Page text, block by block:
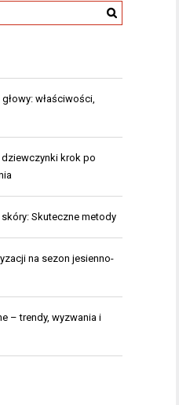
właściwości,
dziewczynki krok po
Skuteczne metody
na sezon jesienno-
– trendy, wyzwania i